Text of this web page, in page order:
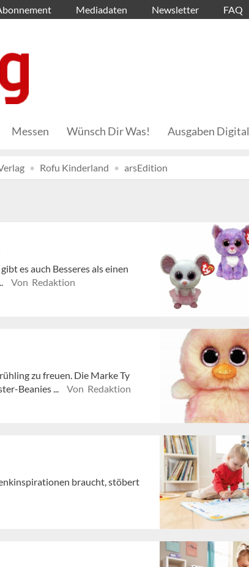
Mediadaten Newsletter FAQ
Messen Wünsch Dir Was! Ausgaben Digital
Rofu Kinderland arsEdition
es auch Besseres als einen
Von Redaktion
zu freuen. Die Marke Ty
Beanies ...
Von Redaktion
braucht, stöbert